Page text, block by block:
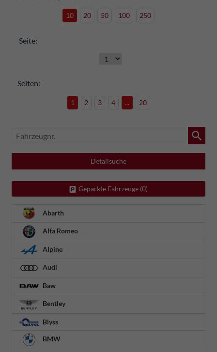
10 20 50 100 250
Seite:
Seiten:
1 2 3 4 ... 20
Fahrzeugnr.
Detailsuche
Geparkte Fahrzeuge (0)
Abarth
Alfa Romeo
Alpine
Audi
Baw
Bentley
Blyss
BMW